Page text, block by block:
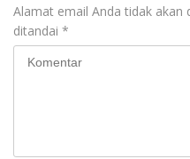
Alamat email Anda tidak akan
ditandai *